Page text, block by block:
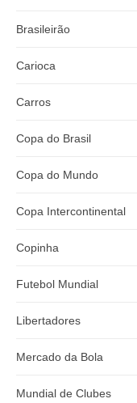
Brasileirão
Carioca
Carros
Copa do Brasil
Copa do Mundo
Copa Intercontinental
Copinha
Futebol Mundial
Libertadores
Mercado da Bola
Mundial de Clubes